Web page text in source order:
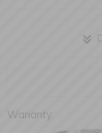
Warianty: